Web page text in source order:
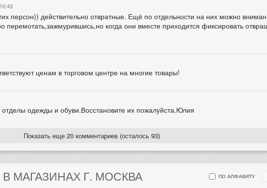
персон)) действительно отвратные. Ещё по отдельности на них можно
перемотать,зажмурившись,но когда они вместе приходится фиксировать
ценам в торговом центре на многие товары!
одежды и обуви.Восстановите их пожалуйста.Юлия
Показать еще 20 комментариев (осталось 93)
МАГАЗИНАХ Г. МОСКВА ПО АЛФАВИТУ